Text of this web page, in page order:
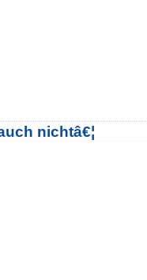
nichtâ€¦